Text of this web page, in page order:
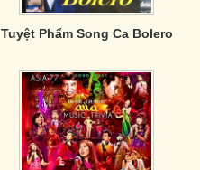
Tuyệt Phẩm Song Ca Bolero